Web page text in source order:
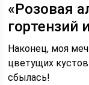
«Розовая
гортензий
Наконец, моя
цветущих
сбылась!